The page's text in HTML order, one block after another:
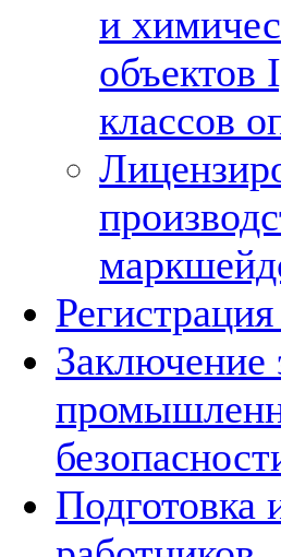
и
классов
Заключение
Подготовка